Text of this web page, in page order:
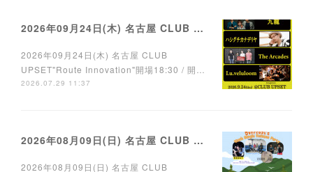
2026年09月24日(木) 名古屋 CLUB UPSET
2026年09月24日(木) 名古屋 CLUB
UPSET"Route Innovation"開場18:30 / 開…
2026.07.29 11:37
2026年08月09日(日) 名古屋 CLUB ROCK'N'ROLL
2026年08月09日(日) 名古屋 CLUB